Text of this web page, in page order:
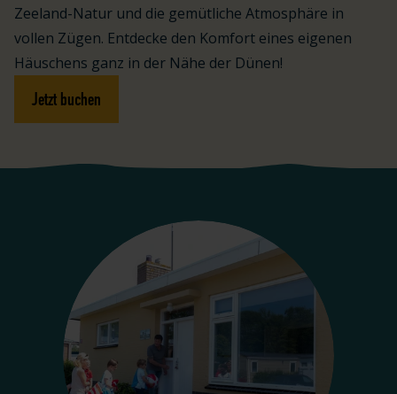
Zeeland-Natur und die gemütliche Atmosphäre in
vollen Zügen. Entdecke den Komfort eines eigenen
Häuschens ganz in der Nähe der Dünen!
Jetzt buchen